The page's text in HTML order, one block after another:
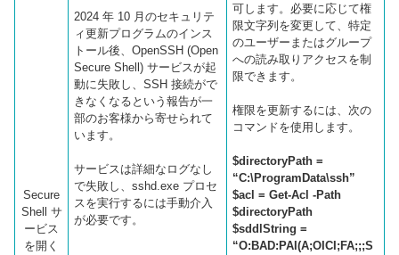
Secure
Shell サ
ービス
を開く
2024 年 10 月のセキュリテ
ィ更新プログラムのインス
トール後、OpenSSH (Open
Secure Shell) サービスが起
動に失敗し、SSH 接続がで
きなくなるという報告が一
部のお客様から寄せられて
います。
サービスは詳細なログなし
で失敗し、sshd.exe プロセ
スを実行するには手動介入
が必要です。
可します。必要に応じて権
限文字列を変更して、特定
のユーザーまたはグループ
への読み取りアクセスを制
限できます。
権限を更新するには、次の
コマンドを使用します。
$directoryPath =
“C:\ProgramData\ssh”
$acl = Get-Acl -Path
$directoryPath
$sddlString =
“O:BAD:PAI(A;OICI;FA;;;S